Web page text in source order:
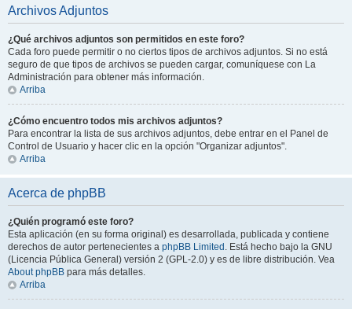
Archivos Adjuntos
¿Qué archivos adjuntos son permitidos en este foro?
Cada foro puede permitir o no ciertos tipos de archivos adjuntos. Si no está
seguro de que tipos de archivos se pueden cargar, comuníquese con La
Administración para obtener más información.
Arriba
¿Cómo encuentro todos mis archivos adjuntos?
Para encontrar la lista de sus archivos adjuntos, debe entrar en el Panel de
Control de Usuario y hacer clic en la opción "Organizar adjuntos".
Arriba
Acerca de phpBB
¿Quién programó este foro?
Esta aplicación (en su forma original) es desarrollada, publicada y contiene
derechos de autor pertenecientes a phpBB Limited. Está hecho bajo la GNU
(Licencia Pública General) versión 2 (GPL-2.0) y es de libre distribución. Vea
About phpBB para más detalles.
Arriba